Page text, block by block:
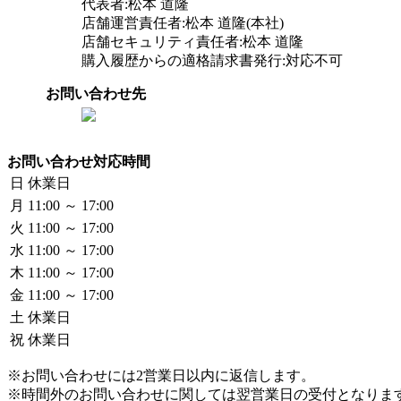
代表者:松本 道隆
店舗運営責任者:松本 道隆(本社)
店舗セキュリティ責任者:松本 道隆
購入履歴からの適格請求書発行:対応不可
お問い合わせ先
お問い合わせ対応時間
日 休業日
月 11:00 ～ 17:00
火 11:00 ～ 17:00
水 11:00 ～ 17:00
木 11:00 ～ 17:00
金 11:00 ～ 17:00
土 休業日
祝 休業日
※お問い合わせには2営業日以内に返信します。
※時間外のお問い合わせに関しては翌営業日の受付となりま